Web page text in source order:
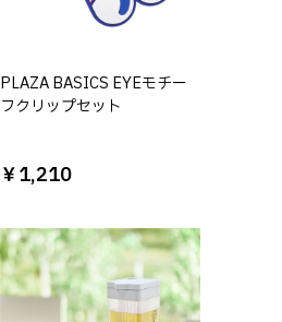
PLAZA BASICS EYEモチー
フクリップセット
￥1,210